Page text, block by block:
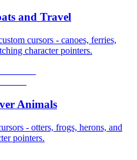
and Travel
cursors - canoes, ferries,
character pointers.
Animals
- otters, frogs, herons, and
pointers.